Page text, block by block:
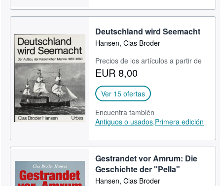
Deutschland wird Seemacht
Hansen, Clas Broder
Precios de los artículos a partir de
EUR 8,00
Ver 15 ofertas
Encuentra también
Antiguos o usados,Primera edición
Gestrandet vor Amrum: Die
Geschichte der "Pella"
Hansen, Clas Broder